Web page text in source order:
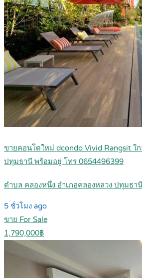
ขายคอนโดใหม่ dcondo Vivid Rangsit ใก
ปทุมธานี พร้อมอยู่ โทร 0654496399
ตำบล คลองหนึ่ง อำเภอคลองหลวง ปทุมธา
5 ชั่วโมง ago
ขาย For Sale
1,790,000฿